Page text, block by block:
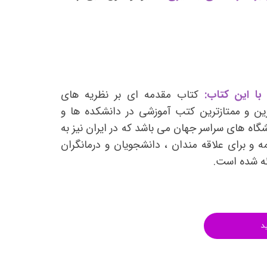
انتشارات ققنوس
انتشارات مدرسان شریف
انتشارات ویرایش
این کتاب: کتاب مقدمه ای بر نظریه های
و ممتازترین کتب آموزشی در دانشکده ها و
های سراسر جهان می باشد که در ایران نیز به
برای علاقه مندان ، دانشجویان و درمانگران
شده است.